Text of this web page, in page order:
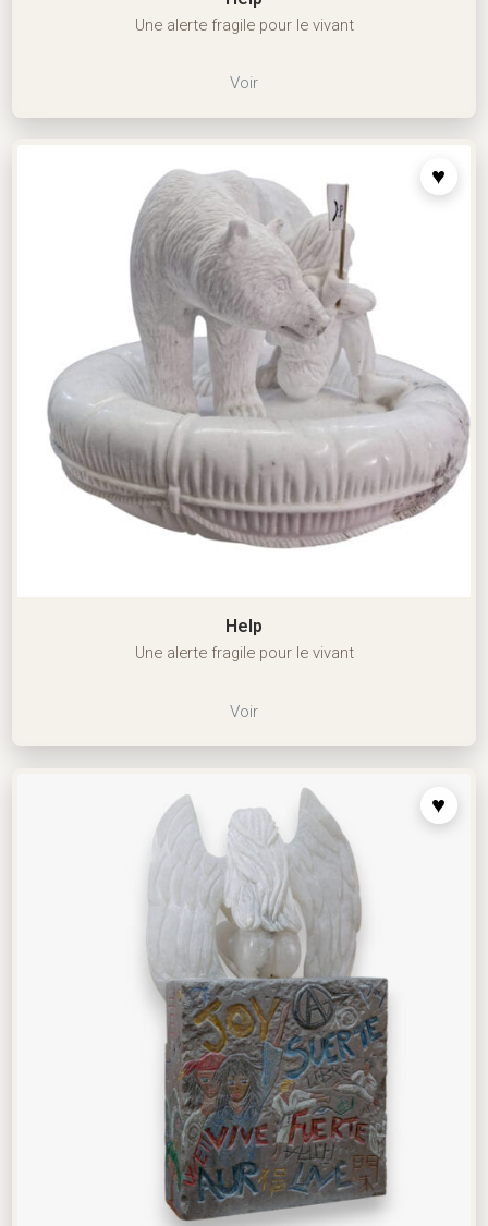
Une alerte fragile pour le vivant
Voir
Help
Une alerte fragile pour le vivant
Voir